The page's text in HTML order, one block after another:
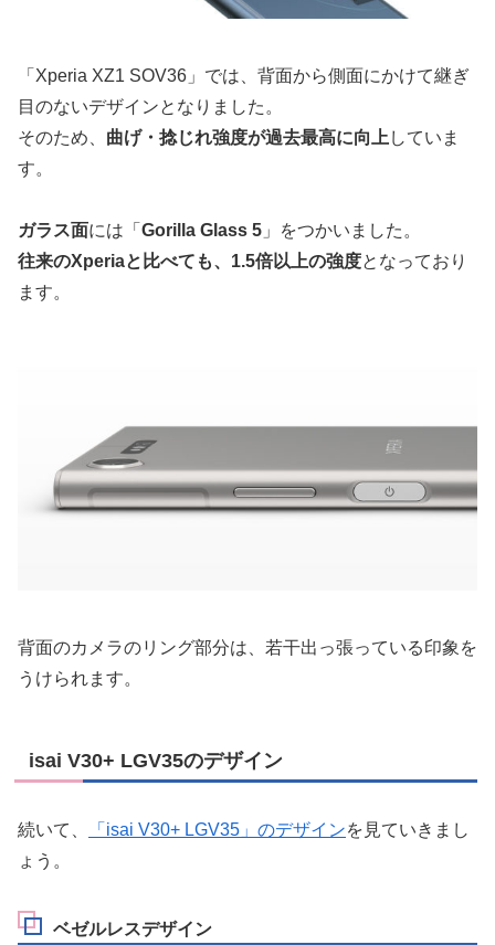
「Xperia XZ1 SOV36」では、背面から側面にかけて継ぎ
目のないデザインとなりました。
そのため、 曲げ・捻じれ強度が過去最高に向上 していま
す。
ガラス面には「 Gorilla Glass 5 」をつかいました。
往来のXperiaと比べても、1.5倍以上の強度となっており
ます。
背面のカメラのリング部分は、若干出っ張っている印象を
うけられます。
isai V30+ LGV35のデザイン
続いて、 「isai V30+ LGV35」のデザインを見ていきまし
ょう。
ベゼルレスデザイン